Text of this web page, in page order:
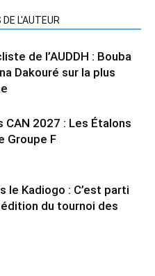
DE L'AUTEUR
de l’AUDDH : Bouba
Dakouré sur la plus
CAN 2027 : Les Étalons
Groupe F
le Kadiogo : C’est parti
du tournoi des